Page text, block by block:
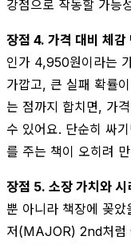
강점으로 작동할 가능
장점 4. 가격 대비 체
인가 4,950원이라는
가깝고, 큰 실패 확률
는 점까지 합치면, 가
수 있어요. 단순히 싸
를 주는 책이 오히려
장점 5. 소장 가치와
뿐 아니라 책장에 꽂
저(MAJOR) 2nd처럼